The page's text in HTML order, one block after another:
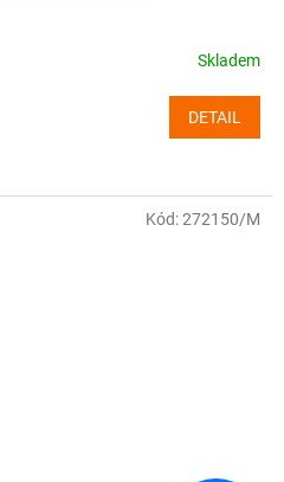
Skladem
DETAIL
Kód:272150/M